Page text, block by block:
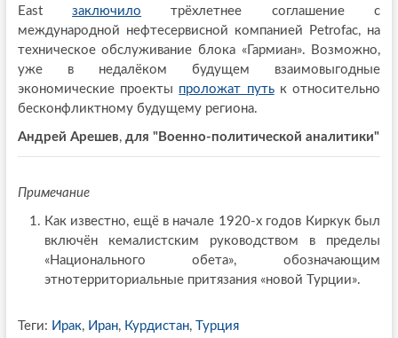
Eastзаключило трёхлетнее соглашение с
международной нефтесервисной компанией Petrofac, на
техническое обслуживание блока «Гармиан». Возможно,
уже в недалёком будущем взаимовыгодные
экономические проекты проложат путьк относительно
бесконфликтному будущему региона.
Андрей Арешев, для "Военно-политической аналитики"
Примечание
Как известно, ещё в начале 1920-х годов Киркук был
включён кемалистским руководством в пределы
«Национального обета», обозначающим
этнотерриториальные притязания «новой Турции».
Теги: Ирак, Иран, Курдистан, Турция